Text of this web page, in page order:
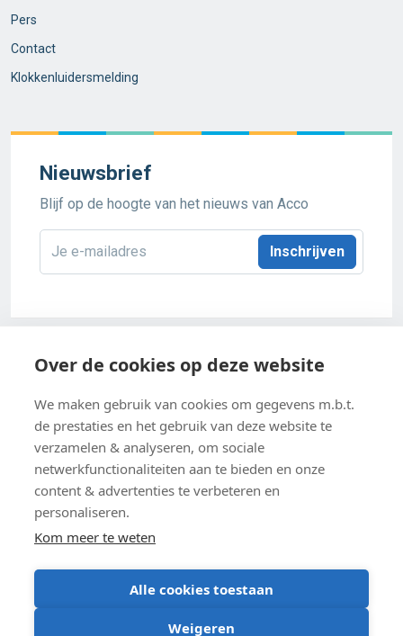
Pers
Contact
Klokkenluidersmelding
Nieuwsbrief
Blijf op de hoogte van het nieuws van Acco
Privacybeleid
Cookie-instellingen
Over de cookies op deze website
We maken gebruik van cookies om gegevens m.b.t.
de prestaties en het gebruik van deze website te
verzamelen & analyseren, om sociale
netwerkfunctionaliteiten aan te bieden en onze
content & advertenties te verbeteren en
personaliseren.
Kom meer te weten
Alle cookies toestaan
Weigeren